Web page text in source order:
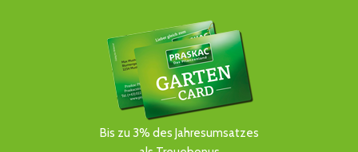
Bis zu 3% des Jahresumsatzes